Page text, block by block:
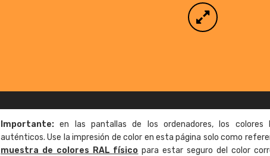
Importante: en las pantallas de los ordenadores, los colores
auténticos. Use la impresión de color en esta página solo como
muestra de colores RAL físico para estar seguro del color